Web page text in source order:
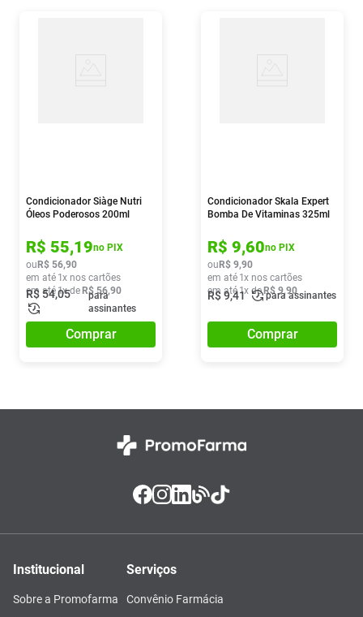
Condicionador Siàge Nutri
Óleos Poderosos 200ml
R$ 55,19no PIX
ou R$ 56,90
em até 1x nos cartões
em até1x de R$ 56,90
R$54,05
para
assinantes
Comprar
Condicionador Skala Expert
Bomba De Vitaminas 325ml
R$ 9,60no PIX
ou R$ 9,90
em até 1x nos cartões
em até 1x de R$ 9,90
R$9,41 para assinantes
Comprar
Institucional
Sobre a Promofarma
Serviços
Convênio Farmácia